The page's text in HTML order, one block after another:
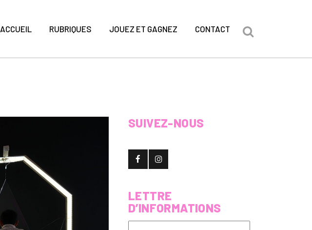
ACCUEIL RUBRIQUES JOUEZ ET GAGNEZ CONTACT
SUIVEZ-NOUS
LETTRE
D’INFORMATIONS